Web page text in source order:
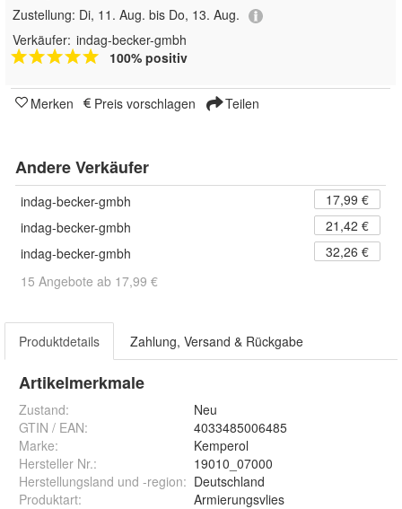
Zustellung: Di, 11. Aug. bis Do, 13. Aug.
Verkäufer: indag-becker-gmbh
100% positiv
Merken Preis vorschlagen Teilen
Andere Verkäufer
indag-becker-gmbh
17,99 €
indag-becker-gmbh
21,42 €
indag-becker-gmbh
32,26 €
15 Angebote ab 17,99 €
Produktdetails Zahlung, Versand & Rückgabe
Artikelmerkmale
Zustand:
Neu
GTIN / EAN:
4033485006485
Marke:
Kemperol
Hersteller Nr.:
19010_07000
Herstellungsland und -region: Deutschland
Produktart: Armierungsvlies